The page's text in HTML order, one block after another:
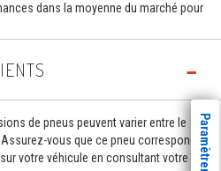
dans la moyenne du marché pour
de pneus peuvent varier entre le
vous que ce pneu correspond
votre véhicule en consultant votre